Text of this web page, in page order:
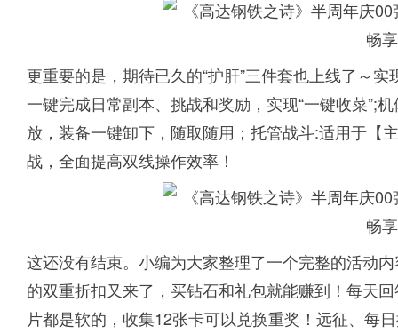
更重要的是，期待已久的“护肝”三件套也上线了～
一键完成日常副本、挑战和奖励，实现“一键收菜”;
放，装备一键卸下，随取随用；托管战斗:适用于【
战，全面提高双线操作效率！
这还没有结束。小编为大家整理了一个完整的活
的双重折扣又来了，买钻石和礼包就能赚到！每天
片都是软的，收集12张卡可以兑换重奖！远征、每